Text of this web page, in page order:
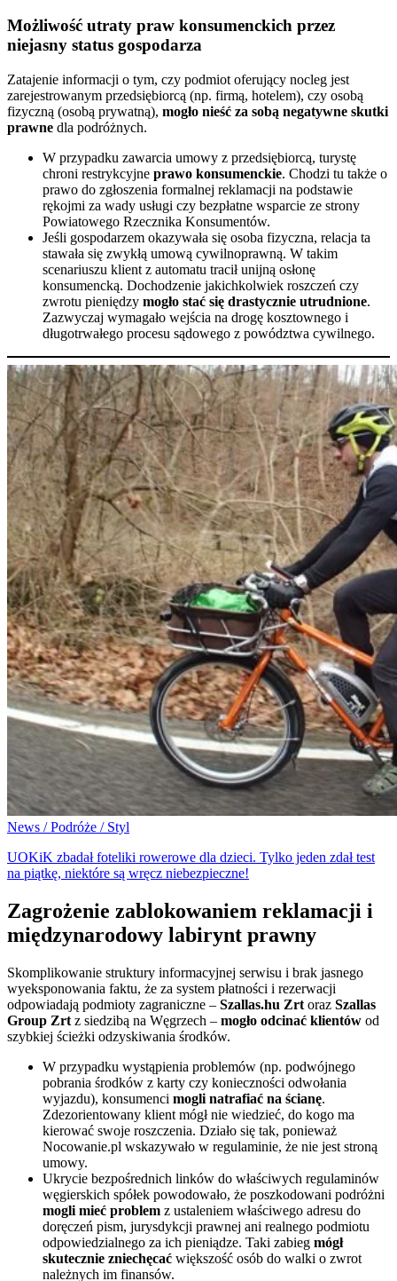
Możliwość utraty praw konsumenckich przez
niejasny status gospodarza
Zatajenie informacji o tym, czy podmiot oferujący nocleg jest
zarejestrowanym przedsiębiorcą (np. firmą, hotelem), czy osobą
fizyczną (osobą prywatną), mogło nieść za sobą negatywne skutki
prawne dla podróżnych.
W przypadku zawarcia umowy z przedsiębiorcą, turystę
chroni restrykcyjne prawo konsumenckie. Chodzi tu także o
prawo do zgłoszenia formalnej reklamacji na podstawie
rękojmi za wady usługi czy bezpłatne wsparcie ze strony
Powiatowego Rzecznika Konsumentów.
Jeśli gospodarzem okazywała się osoba fizyczna, relacja ta
stawała się zwykłą umową cywilnoprawną. W takim
scenariuszu klient z automatu tracił unijną osłonę
konsumencką. Dochodzenie jakichkolwiek roszczeń czy
zwrotu pieniędzy mogło stać się drastycznie utrudnione.
Zazwyczaj wymagało wejścia na drogę kosztownego i
długotrwałego procesu sądowego z powództwa cywilnego.
News / Podróże / Styl
UOKiK zbadał foteliki rowerowe dla dzieci. Tylko jeden zdał test
na piątkę, niektóre są wręcz niebezpieczne!
Zagrożenie zablokowaniem reklamacji i
międzynarodowy labirynt prawny
Skomplikowanie struktury informacyjnej serwisu i brak jasnego
wyeksponowania faktu, że za system płatności i rezerwacji
odpowiadają podmioty zagraniczne – Szallas.hu Zrt oraz Szallas
Group Zrt z siedzibą na Węgrzech – mogło odcinać klientów od
szybkiej ścieżki odzyskiwania środków.
W przypadku wystąpienia problemów (np. podwójnego
pobrania środków z karty czy konieczności odwołania
wyjazdu), konsumenci mogli natrafiać na ścianę.
Zdezorientowany klient mógł nie wiedzieć, do kogo ma
kierować swoje roszczenia. Działo się tak, ponieważ
Nocowanie.pl wskazywało w regulaminie, że nie jest stroną
umowy.
Ukrycie bezpośrednich linków do właściwych regulaminów
węgierskich spółek powodowało, że poszkodowani podróżni
mogli mieć problem z ustaleniem właściwego adresu do
doręczeń pism, jurysdykcji prawnej ani realnego podmiotu
odpowiedzialnego za ich pieniądze. Taki zabieg mógł
skutecznie zniechęcać większość osób do walki o zwrot
należnych im finansów.